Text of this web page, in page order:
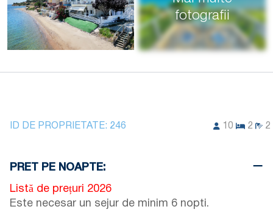
fotografii
ID DE PROPRIETATE: 246 10 2 2
PRET PE NOAPTE:
Listă de prețuri 2026
Este necesar un sejur de minim 6 nopti.